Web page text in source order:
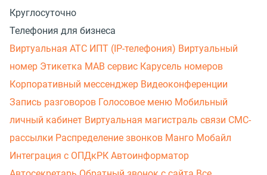
Круглосуточно
Телефония для бизнеса
Виртуальная АТС ИПТ (IP-телефония) Виртуальный
номер Этикетка МАВ сервис Карусель номеров
Корпоративный мессенджер Видеоконференции
Запись разговоров Голосовое меню Мобильный
личный кабинет Виртуальная магистраль связи СМС-
рассылки Распределение звонков Манго Мобайл
Интеграция с ОПДкРК Автоинформатор